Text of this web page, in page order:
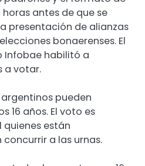
antes de que se
presentación de alianzas
bonaerenses. El
Infobae habilitó a
a votar.
pueden
16 años. El voto es
están
a las urnas.